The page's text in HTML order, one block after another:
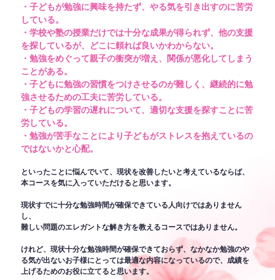
・子どもが勉強に興味を持たず、やる気を引き出すのに苦労
している。
・学校や塾の授業だけでは十分な成果が得られず、他の支援
を探しているが、どこに頼れば良いかわからない。
・勉強をめぐって親子の衝突が増え、関係が悪化してしまう
ことがある。
・子どもに勉強の習慣をつけさせるのが難しく、継続的に勉
強させるための工夫に苦労している。
・子どもの学習の遅れについて、適切な支援を探すことに苦
労している。
・勉強が苦手なことにより子どもがストレスを抱えているの
ではないかと心配。
といったことに悩んでいて、現状を改善したいと考えているならば、
本コースを気に入っていただけると思います。
現状すでに十分な勉強時間が確保できている人向けではありません
し、
難しい問題のエレガントな解き方を教えるコースではありません。
けれど、現状十分な勉強時間が確保できておらず、なかなか勉強のや
る気が出ないお子様にとっては最適な内容になっているので、成績を
上げるためのお役に立てると思います。